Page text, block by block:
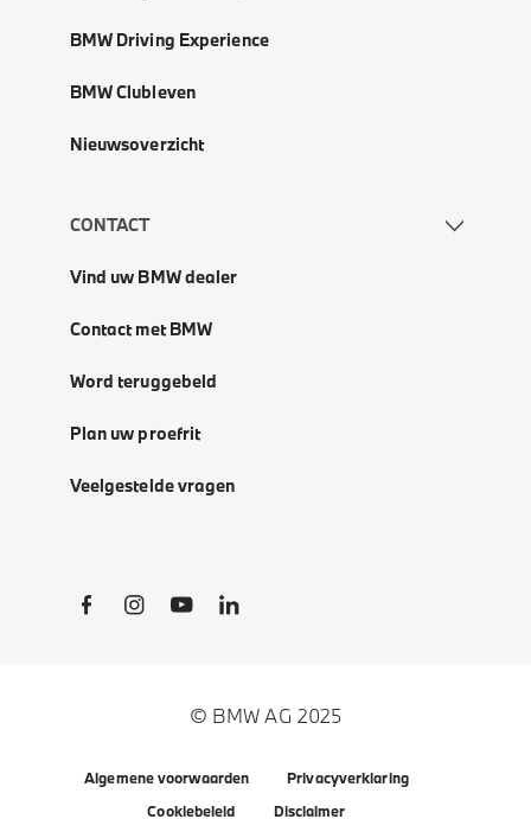
BMW Driving Experience
BMW Clubleven
Nieuwsoverzicht
CONTACT
Vind uw BMW dealer
Contact met BMW
Word teruggebeld
Plan uw proefrit
Veelgestelde vragen
Social Links
© BMW AG 2025
Algemene voorwaarden
Privacyverklaring
Cookiebeleid
Disclaimer